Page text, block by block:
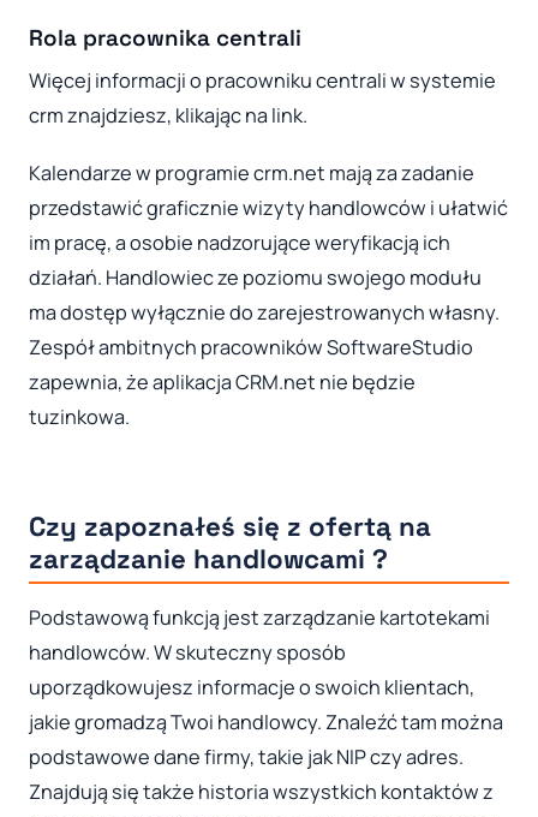
Rola pracownika centrali
Więcej informacji o pracowniku centrali w systemie
crm znajdziesz, klikając na link.
Kalendarze w programie crm.net mają za zadanie
przedstawić graficznie wizyty handlowców i ułatwić
im pracę, a osobie nadzorujące weryfikacją ich
działań. Handlowiec ze poziomu swojego modułu
ma dostęp wyłącznie do zarejestrowanych własny.
Zespół ambitnych pracowników SoftwareStudio
zapewnia, że aplikacja CRM.net nie będzie
tuzinkowa.
Czy zapoznałeś się z ofertą na
zarządzanie handlowcami ?
Podstawową funkcją jest zarządzanie kartotekami
handlowców. W skuteczny sposób
uporządkowujesz informacje o swoich klientach,
jakie gromadzą Twoi handlowcy. Znaleźć tam można
podstawowe dane firmy, takie jak NIP czy adres.
Znajdują się także historia wszystkich kontaktów z